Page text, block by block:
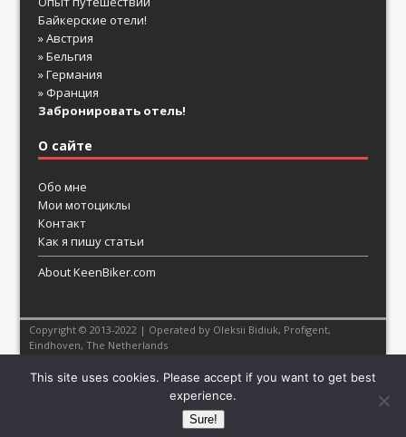
Байкерские отели!
» Австрия
» Бельгия
» Германия
» Франция
Забронировать отель!
О сайте
Обо мне
Мои мотоциклы
Контакт
Как я пишу статьи
About KeenBiker.com
Copyright © 2013-2022 | Operated by Oleksii Bidiuk, Profigent,
Eindhoven, The Netherlands
This site uses cookies. Please accept if you want to get best
experience.
Sure!